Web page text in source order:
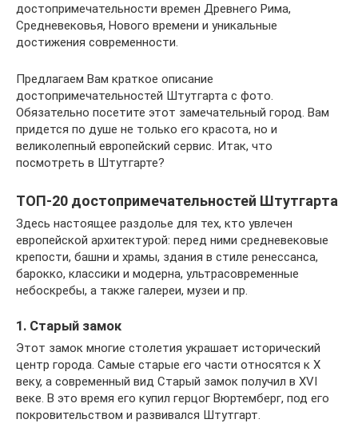
достопримечательности времен Древнего Рима,
Средневековья, Нового времени и уникальные
достижения современности.
Предлагаем Вам краткое описание
достопримечательностей Штутгарта с фото.
Обязательно посетите этот замечательный город. Вам
придется по душе не только его красота, но и
великолепный европейский сервис. Итак, что
посмотреть в Штутгарте?
ТОП-20 достопримечательностей Штутгарта
Здесь настоящее раздолье для тех, кто увлечен
европейской архитектурой: перед ними средневековые
крепости, башни и храмы, здания в стиле ренессанса,
барокко, классики и модерна, ультрасовременные
небоскребы, а также галереи, музеи и пр.
1. Старый замок
Этот замок многие столетия украшает исторический
центр города. Самые старые его части относятся к X
веку, а современный вид Старый замок получил в XVI
веке. В это время его купил герцог Вюртемберг, под его
покровительством и развивался Штутгарт.